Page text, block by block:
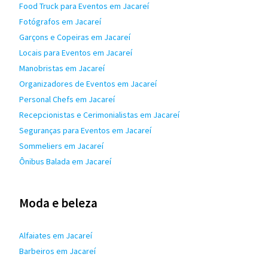
Food Truck para Eventos em Jacareí
Fotógrafos em Jacareí
Garçons e Copeiras em Jacareí
Locais para Eventos em Jacareí
Manobristas em Jacareí
Organizadores de Eventos em Jacareí
Personal Chefs em Jacareí
Recepcionistas e Cerimonialistas em Jacareí
Seguranças para Eventos em Jacareí
Sommeliers em Jacareí
Ônibus Balada em Jacareí
Moda e beleza
Alfaiates em Jacareí
Barbeiros em Jacareí